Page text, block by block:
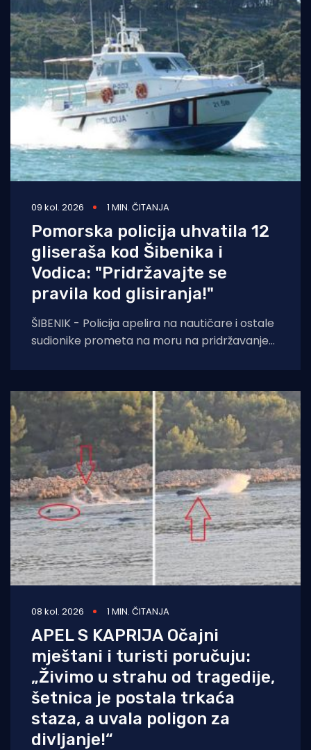
09 kol. 2026 1 MIN. ČITANJA
Pomorska policija uhvatila 12
gliseraša kod Šibenika i
Vodica: "Pridržavajte se
pravila kod glisiranja!"
ŠIBENIK - Policija apelira na nautičare i ostale
sudionike prometa na moru na pridržavanje
08 kol. 2026 1 MIN. ČITANJA
APEL S KAPRIJA Očajni
mještani i turisti poručuju:
„Živimo u strahu od tragedije,
šetnica je postala trkaća
staza, a uvala poligon za
divljanje!“